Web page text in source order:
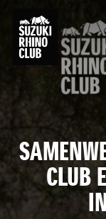
main
content
CLUB